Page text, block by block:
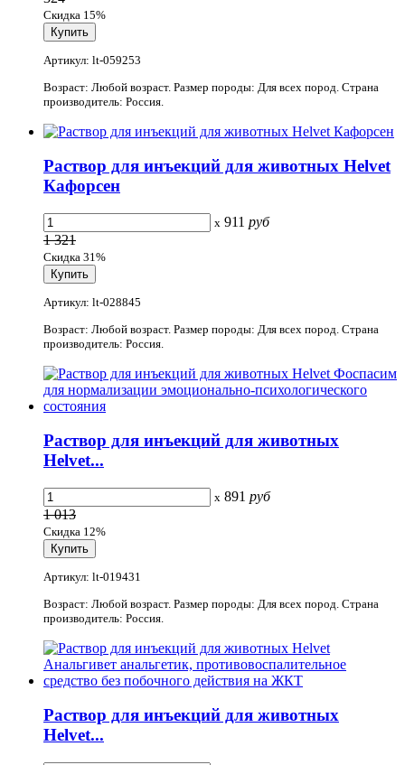
Скидка 15%
Артикул: lt-059253
Возраст: Любой возраст. Размер породы: Для всех пород. Страна
производитель: Россия.
Раствор для инъекций для животных Helvet
Кафорсен
x 911 руб
1 321
Скидка 31%
Артикул: lt-028845
Возраст: Любой возраст. Размер породы: Для всех пород. Страна
производитель: Россия.
Раствор для инъекций для животных
Helvet...
x 891 руб
1 013
Скидка 12%
Артикул: lt-019431
Возраст: Любой возраст. Размер породы: Для всех пород. Страна
производитель: Россия.
Раствор для инъекций для животных
Helvet...